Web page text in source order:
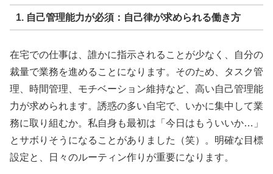
1. 自己管理能力が必須：自己律が求められる働き方
在宅での仕事は、誰かに指示されることが少なく、自分の
裁量で業務を進めることになります。そのため、タスク管
理、時間管理、モチベーション維持など、高い自己管理能
力が求められます。誘惑の多い自宅で、いかに集中して業
務に取り組むか。私自身も最初は「今日はもういいか…」
とサボりそうになることがありました（笑）。明確な目標
設定と、日々のルーティン作りが重要になります。